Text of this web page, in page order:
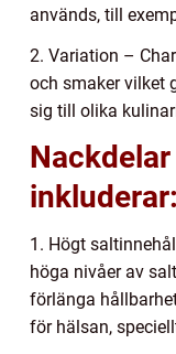
används, till
2. Variation –
och smaker vilket
sig till olika
inkluderar:
1. Högt
höga nivåer av
förlänga
för hälsan,